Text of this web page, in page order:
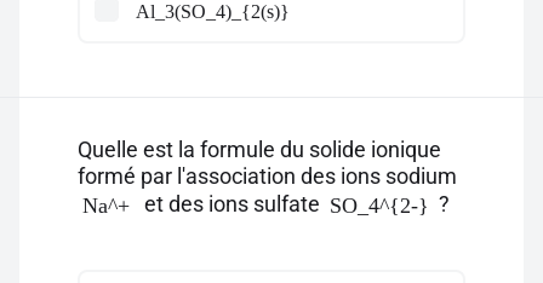
Al_3(SO_4)_{2(s)}
Quelle est la formule du solide ionique
formé par l'association des ions sodium
Na^+ et des ions sulfate SO_4^{2-} ?